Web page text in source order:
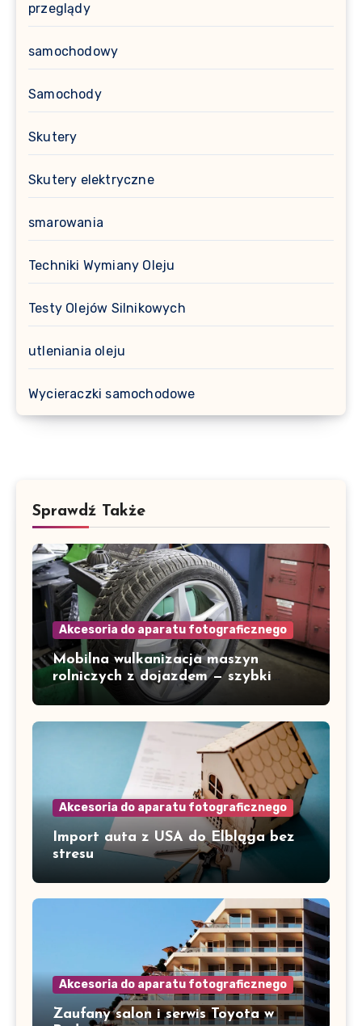
przeglądy
samochodowy
Samochody
Skutery
Skutery elektryczne
smarowania
Techniki Wymiany Oleju
Testy Olejów Silnikowych
utleniania oleju
Wycieraczki samochodowe
Sprawdź Także
Akcesoria do aparatu fotograficznego
Mobilna wulkanizacja maszyn
rolniczych z dojazdem — szybki
serwis w Gorzowie i okolicach
Akcesoria do aparatu fotograficznego
Import auta z USA do Elbląga bez
stresu
Akcesoria do aparatu fotograficznego
Zaufany salon i serwis Toyota w